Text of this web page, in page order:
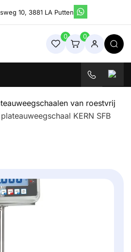
10, 3881 LA Putten
& Industriële
0 0
van roestvrij
KERN SFB